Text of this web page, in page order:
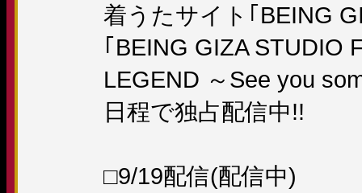
着うたサイト｢BEING
｢BEING GIZA STUDIO
LEGEND ～See you
日程で独占配信中!!
□9/19配信(配信中)